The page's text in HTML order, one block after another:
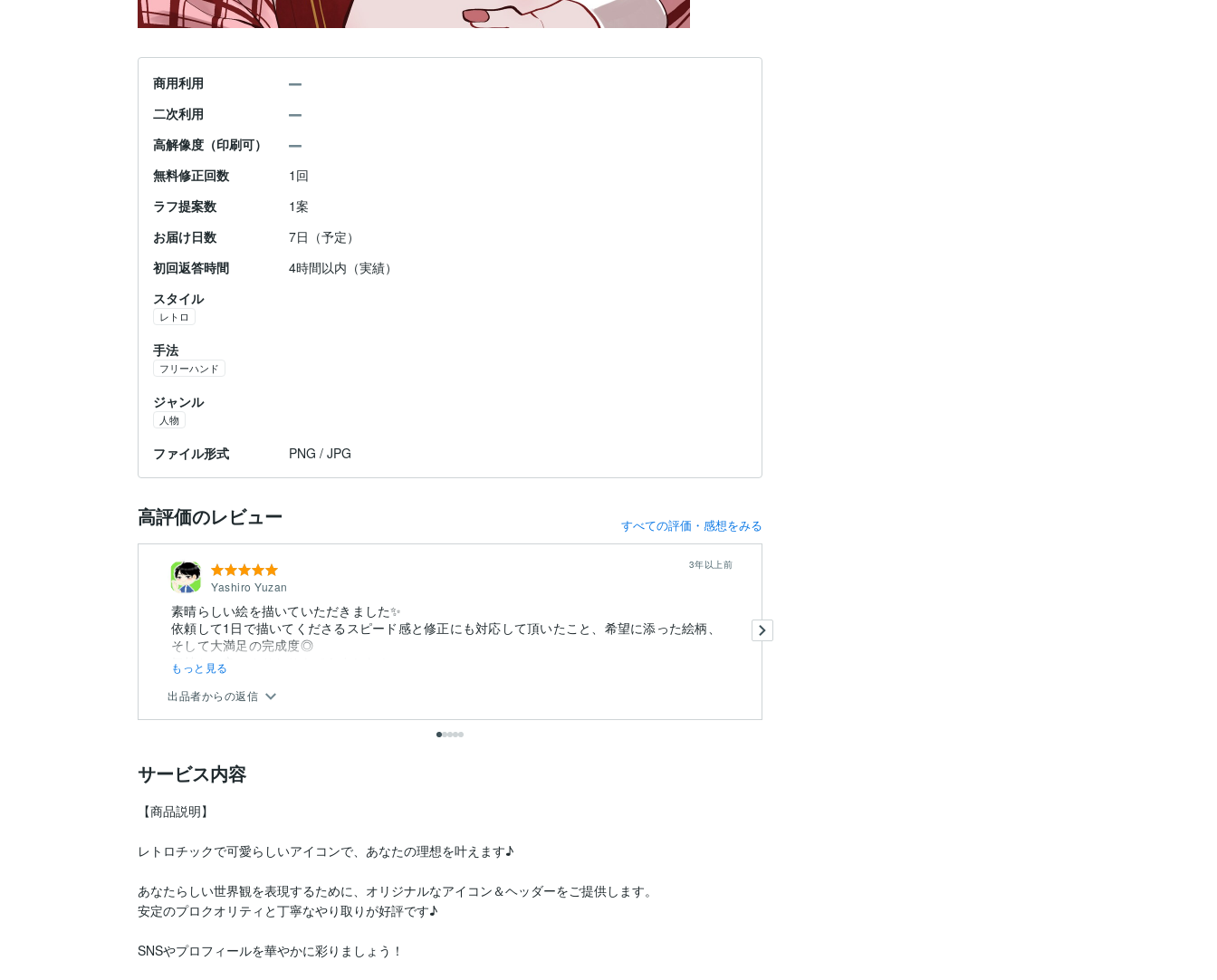
商用利用
二次利用
高解像度（印刷可）
無料修正回数
1回
ラフ提案数
1案
お届け日数
7日（予定）
初回返答時間
4時間以内（実績）
スタイル
レトロ
手法
フリーハンド
ジャンル
人物
ファイル形式 PNG / JPG
高評価のレビュー すべての評価・感想をみる
Yashiro Yuzan
3年以上前
素晴らしい絵を描いていただきました✨
依頼して1日で描いてくださるスピード感と修正にも対応して頂いたこと、希望に添った絵柄、
そして大満足の完成度◎
気持ちの良いやりとりもできました！
もっと見る
出品者からの返信
サービス内容
【商品説明】
レトロチックで可愛らしいアイコンで、あなたの理想を叶えます♪
あなたらしい世界観を表現するために、オリジナルなアイコン＆ヘッダーをご提供します。
安定のプロクオリティと丁寧なやり取りが好評です♪
SNSやプロフィールを華やかに彩りましょう！